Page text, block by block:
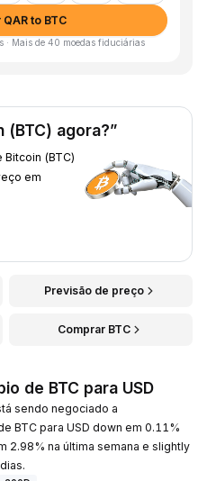
to BTC
· Mais de 40 moedas fiduciárias
(BTC) agora?”
(BTC)
em
Previsão de preço
Comprar BTC
de BTC para USD
sendo negociado a
BTC para USD down em 0.11%
2.98% na última semana e slightly